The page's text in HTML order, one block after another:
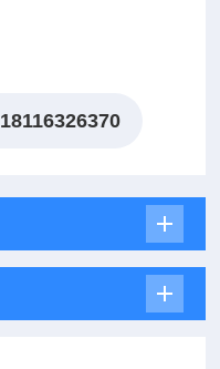
18116326370